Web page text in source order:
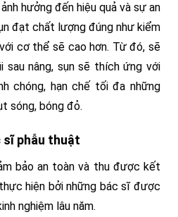
hưởng đến hiệu quả và sự an
đạt chất lượng đúng như kiểm
cơ thể sẽ cao hơn. Từ đó, sẽ
nâng, sụn sẽ thích ứng với
chóng, hạn chế tối đa những
sóng, bóng đỏ.
sĩ phẫu thuật
bảo an toàn và thu được kết
hiện bởi những bác sĩ được
nghiệm lâu năm.